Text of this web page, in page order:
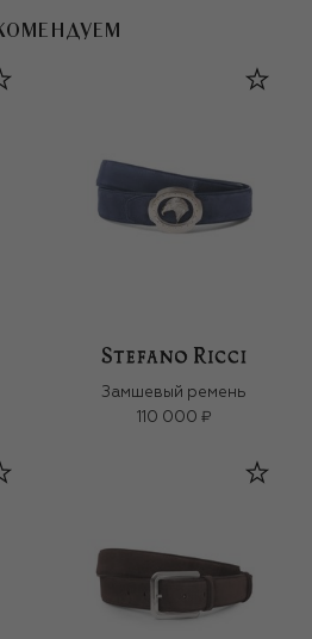
Замшевый ремень
110 000 ₽